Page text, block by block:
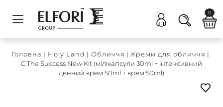
0
Головна | Holy Land | Обличчя | Креми для обличчя |
C The Success New Kit (мілікапсули 30ml + інтенсивний
денний крем 50ml + крем 50ml)